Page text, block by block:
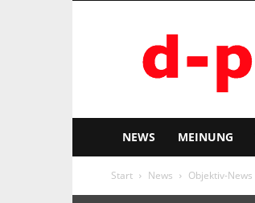
pixx
NEWS MEINUNG
Start News Objektiv-News